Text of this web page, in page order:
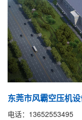
东莞市风霸空压机
电话：13652553495